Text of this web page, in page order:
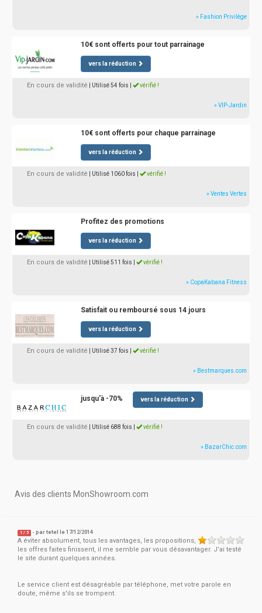
» Fashion Privilège
10€ sont offerts pour tout parrainage
vers la réduction
En cours de validité | Utilisé 54 fois vérifié !
» VIP-Jardin
10€ sont offerts pour chaque parrainage
vers la réduction
En cours de validité | Utilisé 1060 fois vérifié !
» Ventes Vertes
Profitez des promotions
vers la réduction
En cours de validité | Utilisé 511 fois vérifié !
» CopaKabana Fitness
Satisfait ou remboursé sous 14 jours
vers la réduction
En cours de validité | Utilisé 37 fois vérifié !
» Bestmarques.com
jusqu'à -70% vers la réduction
En cours de validité | Utilisé 688 fois vérifié !
» BazarChic.com
Avis des clients MonShowroom.com
1 / 5 - partetel le 17/12/2014
A éviter absolument, tous les avantages, les propositions,
les offres faites finissent, il me semble par vous désavantager. J’ai testé
le site durant quelques années.
Le service client est désagréable par téléphone, met votre parole en
doute, même s'ils se trompent.